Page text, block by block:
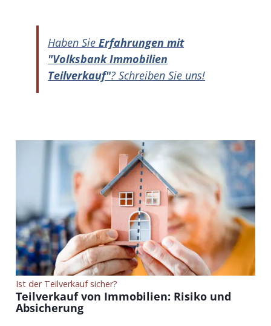
Haben SieErfahrungen mit
"Volksbank Immobilien
Teilverkauf"? Schreiben Sie uns!
Ist der Teilverkauf sicher?
Teilverkauf von Immobilien: Risiko und
Absicherung